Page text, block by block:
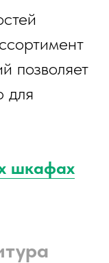
позволяет
для
шкафах